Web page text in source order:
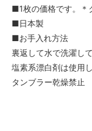
■1枚の価格です。＊
■日本製
■お手入れ方法
裏返して水で洗濯し
塩素系漂白剤は使用
タンブラー乾燥禁止